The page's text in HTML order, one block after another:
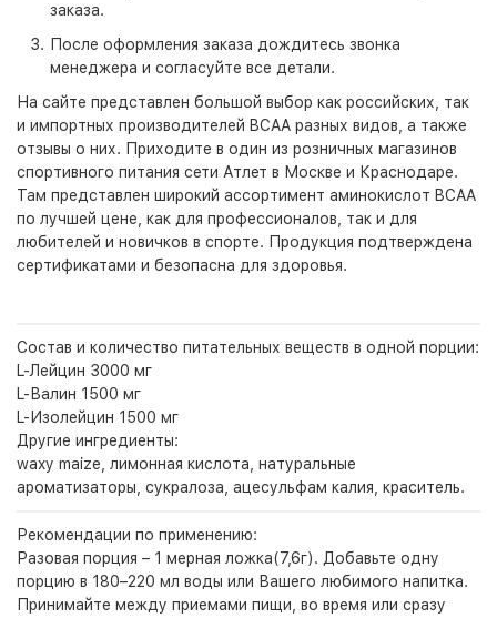
заказа.
После оформления заказа дождитесь звонка
менеджера и согласуйте все детали.
На сайте представлен большой выбор как российских, так
и импортных производителей BCAA разных видов, а также
отзывы о них. Приходите в один из розничных магазинов
спортивного питания сети Атлет в Москве и Краснодаре.
Там представлен широкий ассортимент аминокислот BCAA
по лучшей цене, как для профессионалов, так и для
любителей и новичков в спорте. Продукция подтверждена
сертификатами и безопасна для здоровья.
Состав и количество питательных веществ в одной порции:
L-Лейцин 3000 мг
L-Валин 1500 мг
L-Изолейцин 1500 мг
Другие ингредиенты:
waxy maize, лимонная кислота, натуральные
ароматизаторы, сукралоза, ацесульфам калия, краситель.
Рекомендации по применению:
Разовая порция – 1 мерная ложка(7,6г). Добавьте одну
порцию в 180–220 мл воды или Вашего любимого напитка.
Принимайте между приемами пищи, во время или сразу